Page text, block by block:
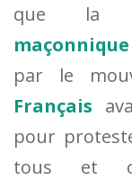
que la
par le
Français
pour
tous et